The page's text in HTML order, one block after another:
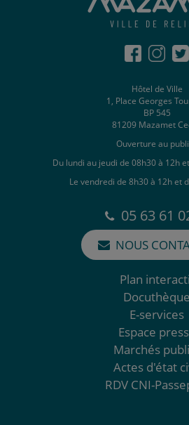
Hôtel de Ville
1, Place Georges
BP 545
81209 Mazamet
Ouverture au
Du lundi au jeudi de 08h30 à 12h
Le vendredi de 8h30 à 12h et
05 63 61
NOUS
Plan
Docuthèque
E-services
Espace
Marchés
Actes d'état
RDV CNI-